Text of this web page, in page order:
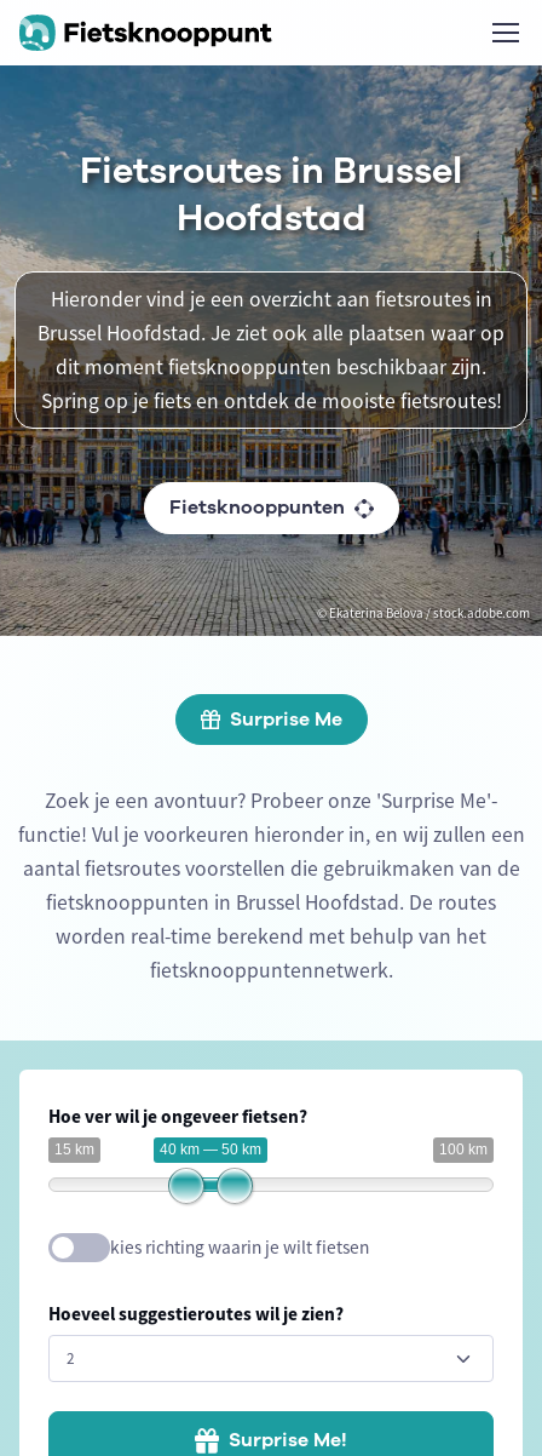
© Ekaterina Belova / stock.adobe.com
Fietsroutes in Brussel
Hoofdstad
Hieronder vind je een overzicht aan fietsroutes in
Brussel Hoofdstad. Je ziet ook alle plaatsen waar op
dit moment fietsknooppunten beschikbaar zijn.
Spring op je fiets en ontdek de mooiste fietsroutes!
Fietsknooppunten
Surprise Me
Zoek je een avontuur? Probeer onze 'Surprise Me'-
functie! Vul je voorkeuren hieronder in, en wij zullen een
aantal fietsroutes voorstellen die gebruikmaken van de
fietsknooppunten in Brussel Hoofdstad. De routes
worden real-time berekend met behulp van het
fietsknooppuntennetwerk.
Hoe ver wil je ongeveer fietsen?
15 km 100 km
40 km — 50 km
kies richting waarin je wilt fietsen
Hoeveel suggestieroutes wil je zien?
Surprise Me!